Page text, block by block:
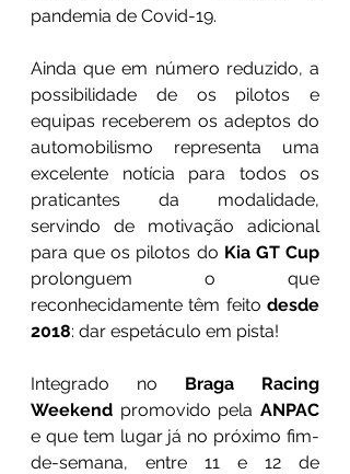
pandemia de Covid-19.
Ainda que em número reduzido, a
possibilidade de os pilotos e
equipas receberem os adeptos do
automobilismo representa uma
excelente notícia para todos os
praticantes da modalidade,
servindo de motivação adicional
para que os pilotos do Kia GT Cup
prolonguem o que
reconhecidamente têm feito desde
2018: dar espetáculo em pista!
Integrado no Braga Racing
Weekend promovido pela
e que tem lugar já no próximo fim-
de-semana, entre 11 e 12 de